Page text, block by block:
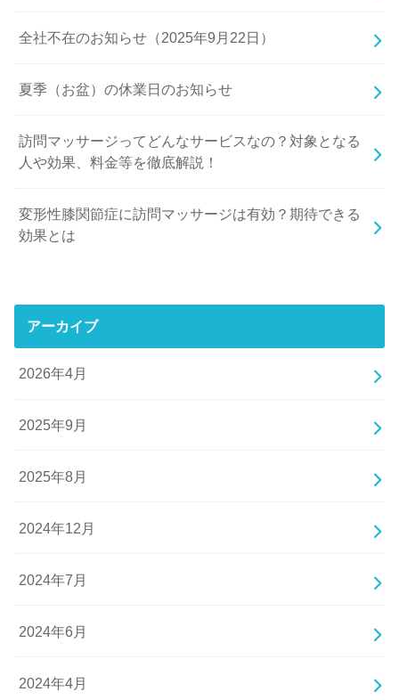
全社不在のお知らせ（2025年9月22日）
夏季（お盆）の休業日のお知らせ
訪問マッサージってどんなサービスなの？対象となる
人や効果、料金等を徹底解説！
変形性膝関節症に訪問マッサージは有効？期待できる
効果とは
アーカイブ
2026年4月
2025年9月
2025年8月
2024年12月
2024年7月
2024年6月
2024年4月